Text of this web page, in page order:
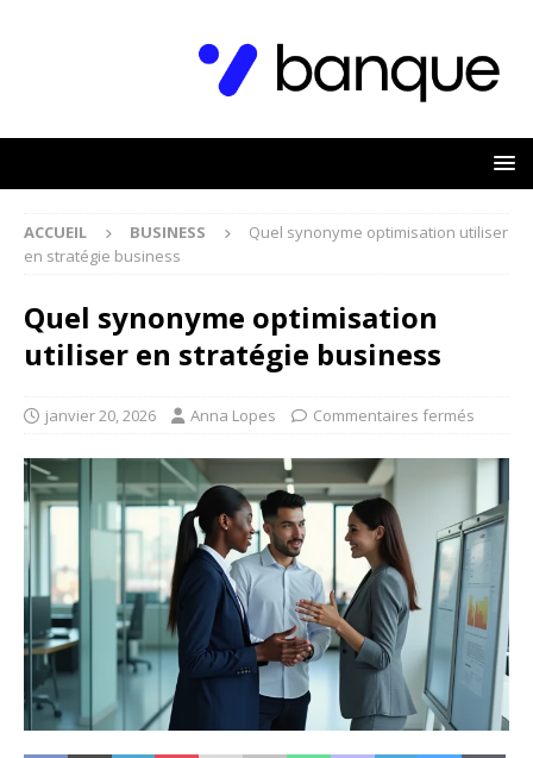
ACCUEIL BUSINESS
Quel synonyme optimisation utiliser
en stratégie business
Quel synonyme optimisation
utiliser en stratégie business
janvier 20, 2026 Anna Lopes Commentaires fermés